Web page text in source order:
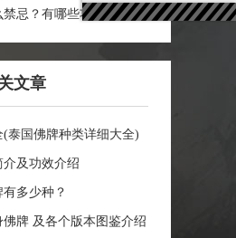
忌？有哪些功效？
文章
泰国佛牌种类详细大全)
及功效介绍
多少种？
佛牌 及各个版本图鉴介绍